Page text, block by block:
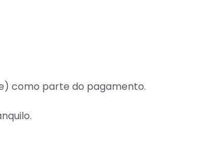
como parte do pagamento.